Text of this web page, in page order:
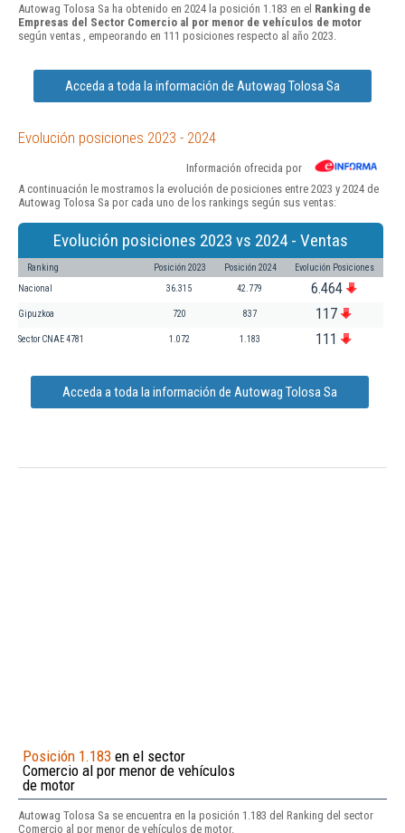
Autowag Tolosa Sa ha obtenido en 2024 la posición 1.183 en el Ranking de
Empresas del Sector Comercio al por menor de vehículos de motor
según ventas , empeorando en 111 posiciones respecto al año 2023.
Acceda a toda la información de Autowag Tolosa Sa
Evolución posiciones 2023 - 2024
Información ofrecida por
A continuación le mostramos la evolución de posiciones entre 2023 y 2024 de
Autowag Tolosa Sa por cada uno de los rankings según sus ventas:
Evolución posiciones 2023 vs 2024 - Ventas
Ranking Posición 2023 Posición 2024 Evolución Posiciones
Nacional 36.315 42.779 6.464
Gipuzkoa 720 837 117
Sector CNAE 4781 1.072 1.183 111
Acceda a toda la información de Autowag Tolosa Sa
Posición 1.183 en el sector
Comercio al por menor de vehículos
de motor
Autowag Tolosa Sa se encuentra en la posición 1.183 del Ranking del sector
Comercio al por menor de vehículos de motor.